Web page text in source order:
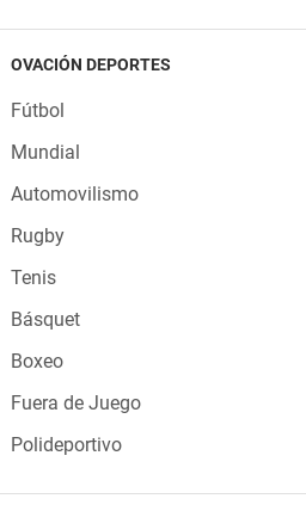
OVACIÓN DEPORTES
Fútbol
Mundial
Automovilismo
Rugby
Tenis
Básquet
Boxeo
Fuera de Juego
Polideportivo